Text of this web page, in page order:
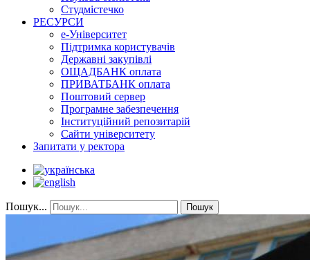
Студмістечко
РЕСУРСИ
е-Університет
Підтримка користувачів
Державні закупівлі
ОЩАДБАНК оплата
ПРИВАТБАНК оплата
Поштовий сервер
Програмне забезпечення
Інституційний репозитарій
Сайти університету
Запитати у ректора
Пошук... Пошук